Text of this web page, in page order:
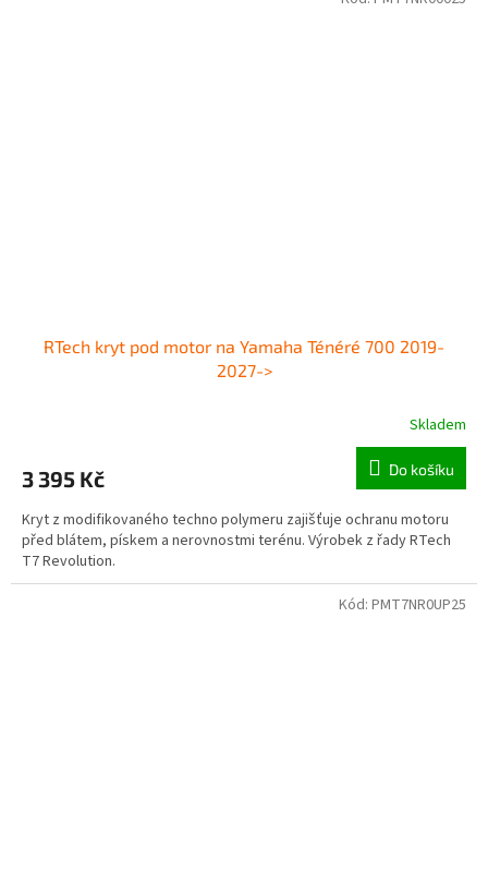
RTech kryt pod motor na Yamaha Ténéré 700 2019-
2027->
Skladem
3 395 Kč Do košíku
Kryt z modifikovaného techno polymeru zajišťuje ochranu motoru
před blátem, pískem a nerovnostmi terénu. Výrobek z řady RTech
T7 Revolution.
Kód: PMT7NR0UP25